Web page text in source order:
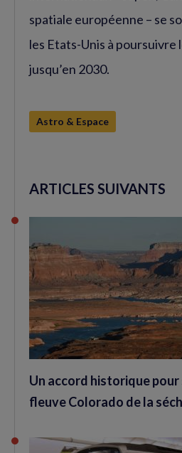
spatiale européenne – se
les Etats-Unis à poursuivre
jusqu’en 2030.
Astro & Espace
ARTICLES SUIVANTS
Un accord historique pour
fleuve Colorado de la